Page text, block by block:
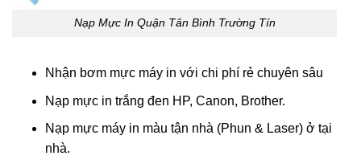
Nạp Mực In Quận Tân Bình Trường Tín
Nhận bơm mực máy in với chi phí rẻ chuyên sâu
Nạp mực in trắng đen HP, Canon, Brother.
Nạp mực máy in màu tận nhà (Phun & Laser) ở tại
nhà.